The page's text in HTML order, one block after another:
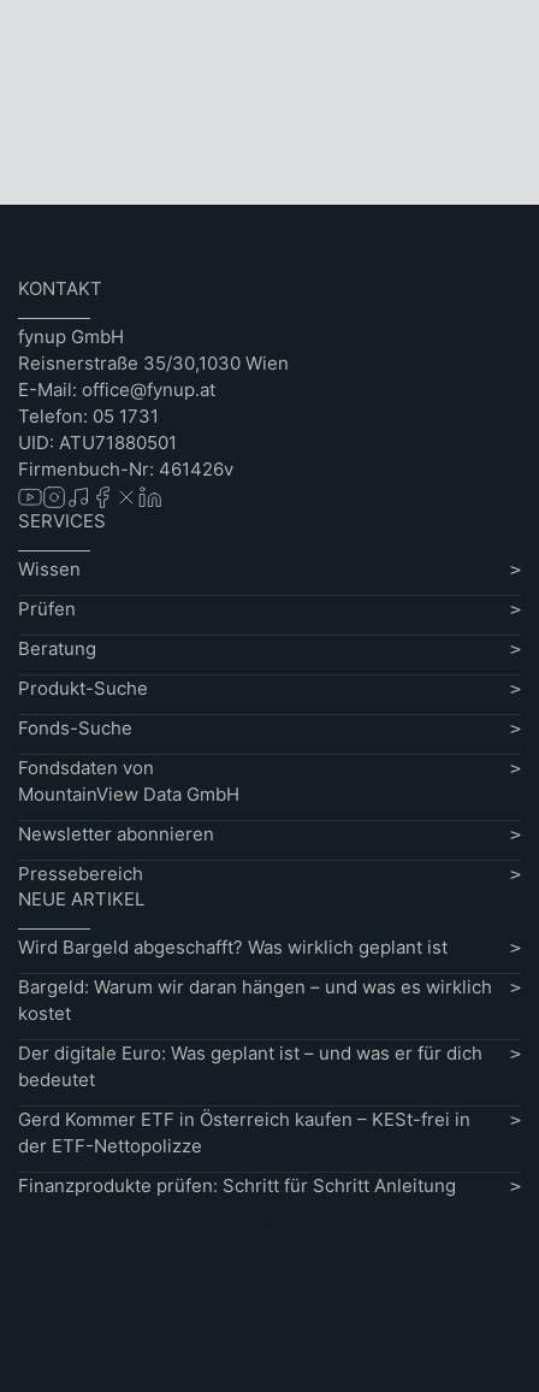
KONTAKT
fynup GmbH
Reisnerstraße 35/30,1030 Wien
E-Mail: office@fynup.at
Telefon: 05 1731
UID: ATU71880501
Firmenbuch-Nr: 461426v
SERVICES
Wissen
Prüfen
Beratung
Produkt-Suche
Fonds-Suche
Fondsdaten von
MountainView Data GmbH
Newsletter abonnieren
Pressebereich
NEUE ARTIKEL
Wird Bargeld abgeschafft? Was wirklich geplant ist
Bargeld: Warum wir daran hängen – und was es wirklich
kostet
Der digitale Euro: Was geplant ist – und was er für dich
bedeutet
Gerd Kommer ETF in Österreich kaufen – KESt-frei in
der ETF-Nettopolizze
Finanzprodukte prüfen: Schritt für Schritt Anleitung